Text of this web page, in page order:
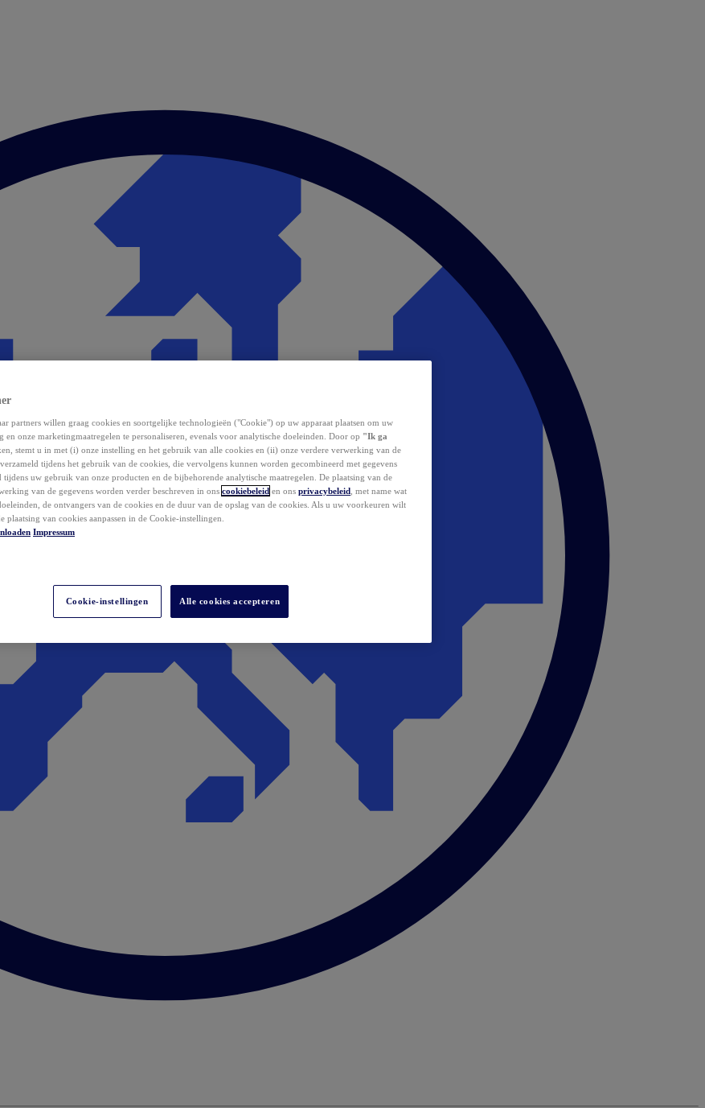
partners willen graag cookies en soortgelijke technologieën ("Cookie") op uw apparaat plaatsen om uw
en onze marketingmaatregelen te personaliseren, evenals voor analytische doeleinden. Door op "Ik ga
stemt u in met (i) onze instelling en het gebruik van alle cookies en (ii) onze verdere verwerking van de
tijdens het gebruik van de cookies, die vervolgens kunnen worden gecombineerd met gegevens
uw gebruik van onze producten en de bijbehorende analytische maatregelen. De plaatsing van de
van de gegevens worden verder beschreven in ons cookiebeleid en ons privacybeleid , met name wat
de ontvangers van de cookies en de duur van de opslag van de cookies. Als u uw voorkeuren wilt
plaatsing van cookies aanpassen in de Cookie-instellingen.
Impressum
Cookie-instellingen Alle cookies accepteren